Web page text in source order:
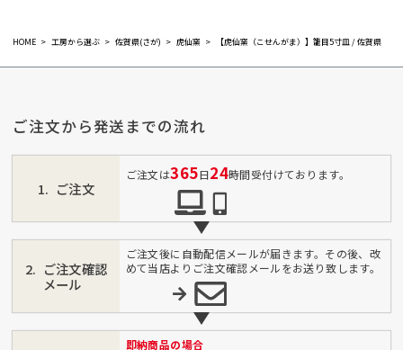
HOME 工房から選ぶ 佐賀県(さが) 虎仙窯 【虎仙窯（こせんがま）】籠目5寸皿 / 佐賀県
ご注文から発送までの流れ
ご注文
ご注文は365日24時間受付けております。
ご注文確認
メール
ご注文後に自動配信メールが届きます。その後、改
めて当店よりご注文確認メールをお送り致します。
即納商品の場合